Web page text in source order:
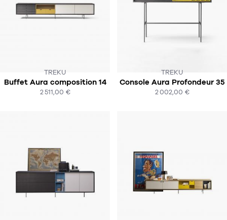
TREKU
Buffet Aura composition 14
2 511,00 €
SOUS 6-8 SEMAINES
ACHAT EXPRESS
TREKU
Console Aura Profondeur 35
2 002,00 €
SOUS 6-8 SEMAINES
ACHAT EXPRESS